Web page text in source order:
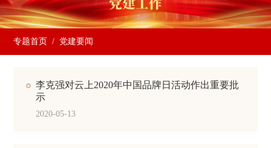
专题首页 / 党建要闻
李克强对云上2020年中国品牌日活动作出重要批
示
2020-05-13